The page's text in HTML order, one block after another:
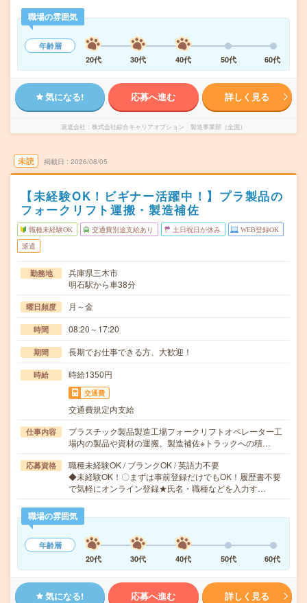
職場の雰囲気
年齢層
20代
30代 40代 50代 60代
気になる! 応募へ進む 詳しく見る
派遣会社 株式会社綜合キャリアオプション 製造事業部（全国）
未読 掲載日 2026/08/05
【未経験OK！ビギナー活躍中！】プラ製品の
フォークリフト運搬・製造補佐
職種未経験OK 交通費別途支給あり 土日祝日が休み WEB登録OK
派遣
勤務地
兵庫県三木市
明石駅から車38分
曜日頻度 月～金
時間 08:20～17:20
期間 長期でお仕事できる方、大歓迎！
時給 時給1350円
交通費
交通費規定内支給
仕事内容
プラスチック製品製造工場フォークリフトオペレーター工
場内の製品や資材の運搬。製造補佐※トラックへの積…
応募資格
職種未経験OK / ブランクOK / 英語力不要
◆未経験OK！〇まずは事前登録だけでもOK！履歴書不要
で気軽にオンライン登録★氏名・職種などを入力す…
職場の雰囲気
年齢層
20代
30代 40代 50代 60代
気になる! 応募へ進む 詳しく見る